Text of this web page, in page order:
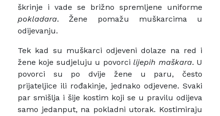
škrinje i vade se brižno spremljene uniforme
pokladara. Žene pomažu muškarcima u
odijevanju.
Tek kad su muškarci odjeveni dolaze na red i
žene koje sudjeluju u povorci lijepih maškara. U
povorci su po dvije žene u paru, često
prijateljice ili rođakinje, jednako odjevene. Svaki
par smišlja i šije kostim koji se u pravilu odijeva
samo jedanput, na pokladni utorak. Kostimiraju